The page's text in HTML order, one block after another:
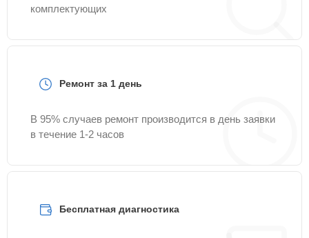
комплектующих
Ремонт за 1 день
В 95% случаев ремонт производится в день заявки
в течение 1-2 часов
Бесплатная диагностика